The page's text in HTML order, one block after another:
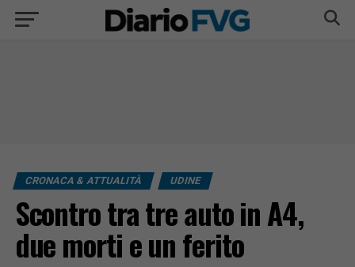
CRONACA & ATTUALITÀ UDINE
Scontro tra tre auto in A4,
due morti e un ferito